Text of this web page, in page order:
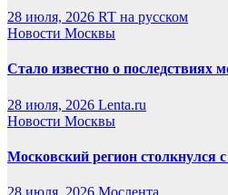
28 июля, 2026 RT на русском
Новости Москвы
Стало известно о последствиях
28 июля, 2026 Lenta.ru
Новости Москвы
Московский регион столкнулся